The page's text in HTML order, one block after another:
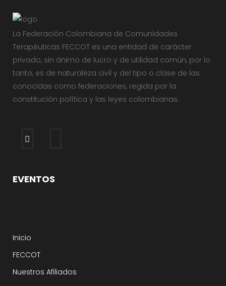
La Federación Colombiana de Comunidades
Terapéuticas FECCOT es una entidad de carácter
privado, sin ánimo de lucro y de utilidad común, por lo
tanto, es de naturaleza civil y del tipo o clase de las
conocidas como federaciones, regida por la
constitución política y las leyes colombianas.
EVENTOS
Inicio
FECCOT
Nuestros Afiliados